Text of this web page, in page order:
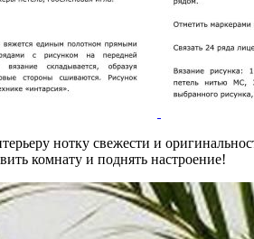
нотку свежести и
комнату и поднять настроение!